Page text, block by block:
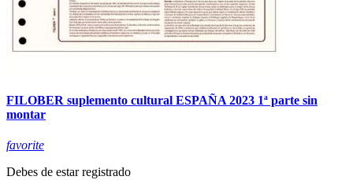
FILOBER suplemento cultural ESPAÑA 2023 1ª parte sin
montar
favorite
Debes de estar registrado